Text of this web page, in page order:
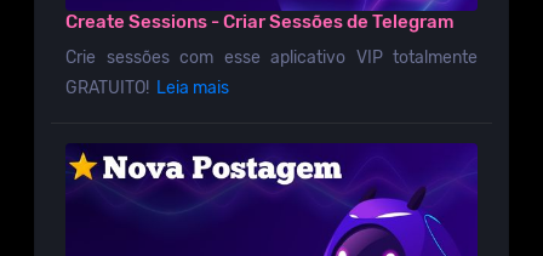
Create Sessions - Criar Sessões de Telegram
Crie sessões com esse aplicativo VIP totalmente
GRATUITO! Leia mais